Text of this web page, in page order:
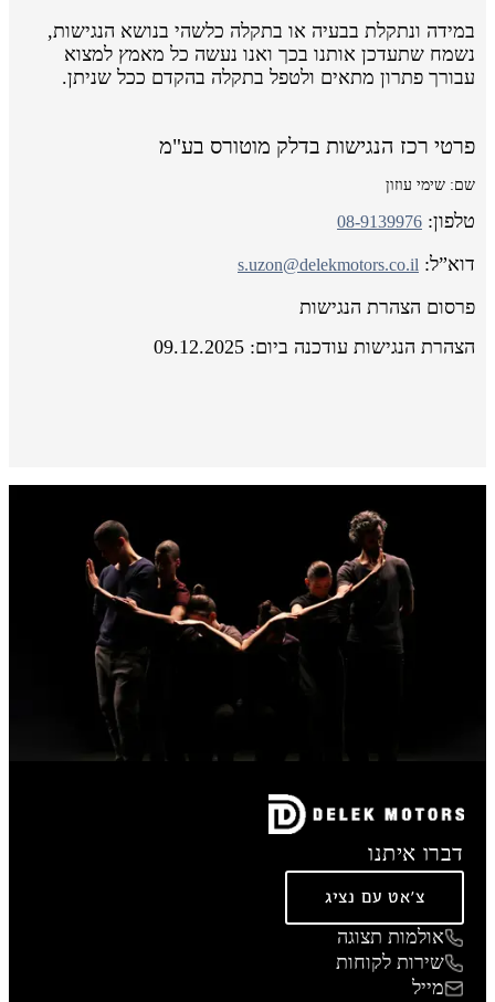
במידה ונתקלת בבעיה או בתקלה כלשהי בנושא הנגישות,
נשמח שתעדכן אותנו בכך ואנו נעשה כל מאמץ למצוא
עבורך פתרון מתאים ולטפל בתקלה בהקדם ככל שניתן.
פרטי רכז הנגישות בדלק מוטורס בע"מ
שם: שימי עוזון
טלפון: 08-9139976
דוא”ל: s.uzon@delekmotors.co.il
פרסום הצהרת הנגישות
הצהרת הנגישות עודכנה ביום: 09.12.2025
דברו איתנו
צ'אט עם נציג
אולמות תצוגה
שירות לקוחות
מייל